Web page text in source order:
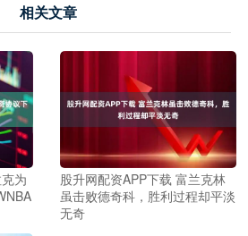
相关文章
为
股升网配资APP下载 富兰克林
虽击败德奇科，胜利过程却平淡
无奇